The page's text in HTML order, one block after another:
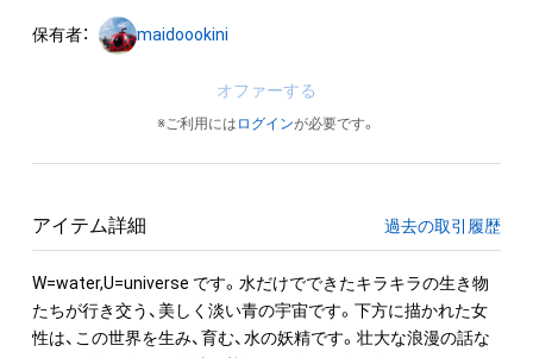
保有者： maidoookini
オファーする
※ご利用には ログインが必要です。
アイテム詳細 過去の取引履歴
W=water,U=universe です。水だけでできたキラキラの生き物
たちが行き交う、美しく淡い青の宇宙です。下方に描かれた女
性は、この世界を生み、育む、水の妖精です。壮大な浪漫の話な